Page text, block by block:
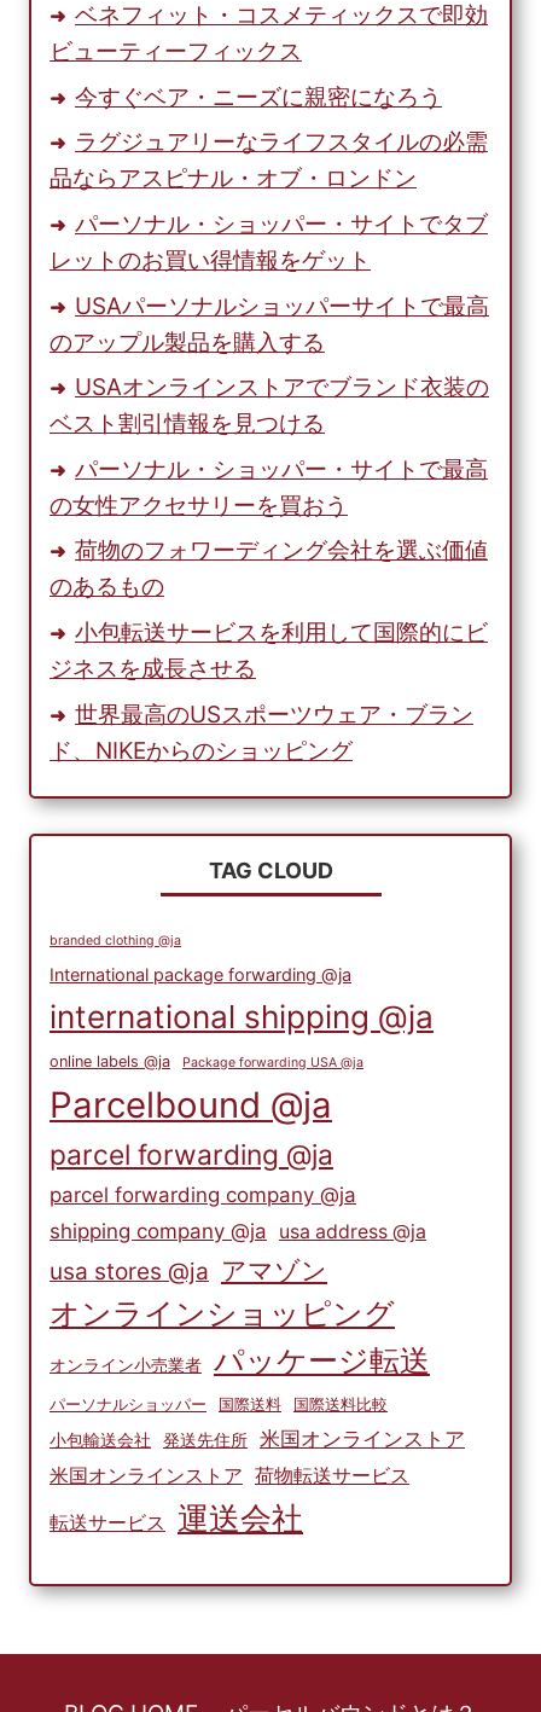
ベネフィット・コスメティックスで即効
ビューティーフィックス
今すぐベア・ニーズに親密になろう
ラグジュアリーなライフスタイルの必需
品ならアスピナル・オブ・ロンドン
パーソナル・ショッパー・サイトでタブ
レットのお買い得情報をゲット
USAパーソナルショッパーサイトで最高
のアップル製品を購入する
USAオンラインストアでブランド衣装の
ベスト割引情報を見つける
パーソナル・ショッパー・サイトで最高
の女性アクセサリーを買おう
荷物のフォワーディング会社を選ぶ価値
のあるもの
小包転送サービスを利用して国際的にビ
ジネスを成長させる
世界最高のUSスポーツウェア・ブラン
ド、NIKEからのショッピング
TAG CLOUD
branded clothing @ja
International package forwarding @ja
international shipping @ja
online labels @ja Package forwarding USA @ja
Parcelbound @ja
parcel forwarding @ja
parcel forwarding company @ja
shipping company @ja
usa address @ja
usa stores @ja アマゾン
オンラインショッピング
オンライン小売業者 パッケージ転送
パーソナルショッパー 国際送料 国際送料比較
小包輸送会社 発送先住所 米国オンラインストア
米国オンラインストア 荷物転送サービス
転送サービス 運送会社